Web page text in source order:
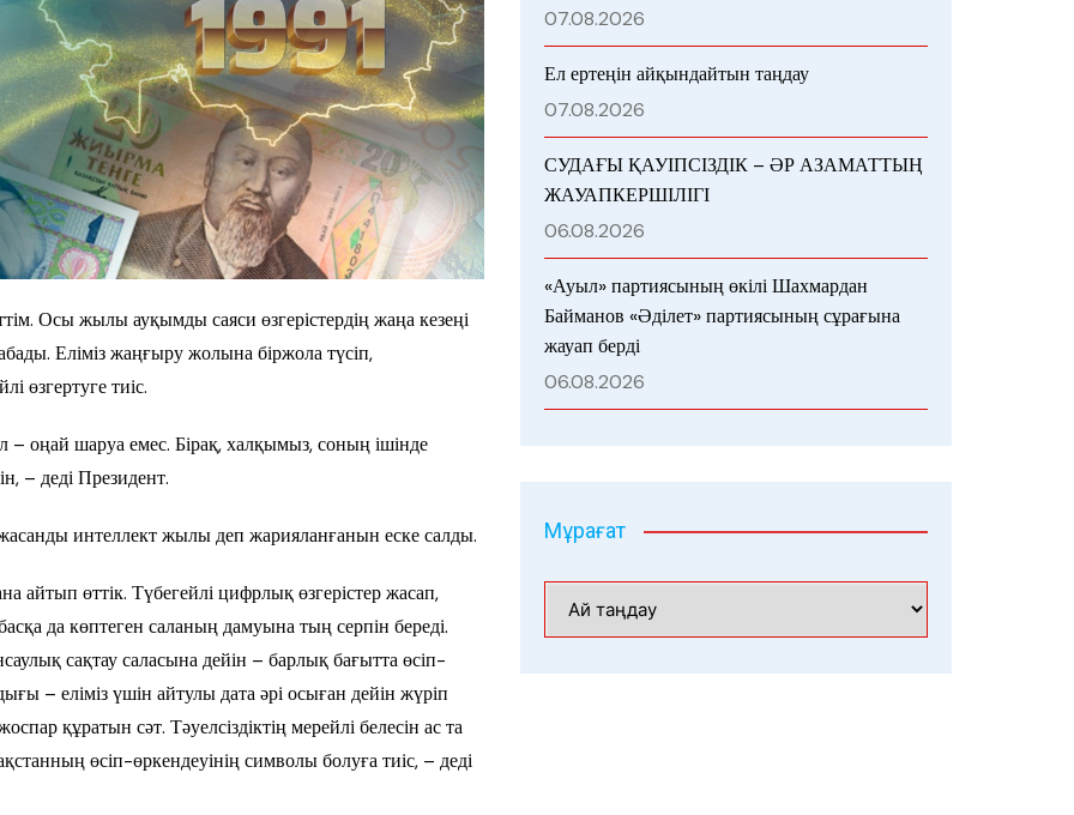
Осы жылы ауқымды саяси өзгерістердің жаңа кезеңі
Еліміз жаңғыру жолына біржола түсіп,
өзгертуге тиіс.
– оңай шаруа емес. Бірақ, халқымыз, соның ішінде
– деді Президент.
интеллект жылы деп жарияланғанын еске салды.
айтып өттік. Түбегейлі цифрлық өзгерістер жасап,
да көптеген саланың дамуына тың серпін береді.
сақтау саласына дейін – барлық бағытта өсіп-
– еліміз үшін айтулы дата әрі осыған дейін жүріп
құратын сәт. Тәуелсіздіктің мерейлі белесін ас та
өсіп-өркендеуінің символы болуға тиіс, – деді
07.08.2026
Ел ертеңін айқындайтын таңдау
07.08.2026
СУДАҒЫ ҚАУІПСІЗДІК – ӘР АЗАМАТТЫҢ
ЖАУАПКЕРШІЛІГІ
06.08.2026
«Ауыл» партиясының өкілі Шахмардан
Байманов «Әділет» партиясының сұрағына
жауап берді
06.08.2026
Мұрағат